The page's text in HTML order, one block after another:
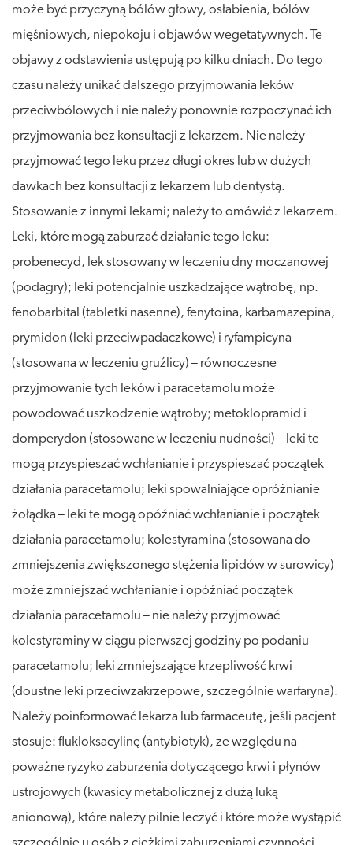
może być przyczyną bólów głowy, osłabienia, bólów
mięśniowych, niepokoju i objawów wegetatywnych. Te
objawy z odstawienia ustępują po kilku dniach. Do tego
czasu należy unikać dalszego przyjmowania leków
przeciwbólowych i nie należy ponownie rozpoczynać ich
przyjmowania bez konsultacji z lekarzem. Nie należy
przyjmować tego leku przez długi okres lub w dużych
dawkach bez konsultacji z lekarzem lub dentystą.
Stosowanie z innymi lekami; należy to omówić z lekarzem.
Leki, które mogą zaburzać działanie tego leku:
probenecyd, lek stosowany w leczeniu dny moczanowej
(podagry); leki potencjalnie uszkadzające wątrobę, np.
fenobarbital (tabletki nasenne), fenytoina, karbamazepina,
prymidon (leki przeciwpadaczkowe) i ryfampicyna
(stosowana w leczeniu gruźlicy) – równoczesne
przyjmowanie tych leków i paracetamolu może
powodować uszkodzenie wątroby; metoklopramid i
domperydon (stosowane w leczeniu nudności) – leki te
mogą przyspieszać wchłanianie i przyspieszać początek
działania paracetamolu; leki spowalniające opróżnianie
żołądka – leki te mogą opóźniać wchłanianie i początek
działania paracetamolu; kolestyramina (stosowana do
zmniejszenia zwiększonego stężenia lipidów w surowicy)
może zmniejszać wchłanianie i opóźniać początek
działania paracetamolu – nie należy przyjmować
kolestyraminy w ciągu pierwszej godziny po podaniu
paracetamolu; leki zmniejszające krzepliwość krwi
(doustne leki przeciwzakrzepowe, szczególnie warfaryna).
Należy poinformować lekarza lub farmaceutę, jeśli pacjent
stosuje: flukloksacylinę (antybiotyk), ze względu na
poważne ryzyko zaburzenia dotyczącego krwi i płynów
ustrojowych (kwasicy metabolicznej z dużą luką
anionową), które należy pilnie leczyć i które może wystąpić